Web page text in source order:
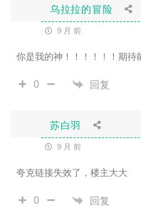
乌拉拉的冒险
9 月 前
你是我的神！！！！！！期待
0 回复
苏白羽
9 月 前
夸克链接失效了，楼主大大
0 回复